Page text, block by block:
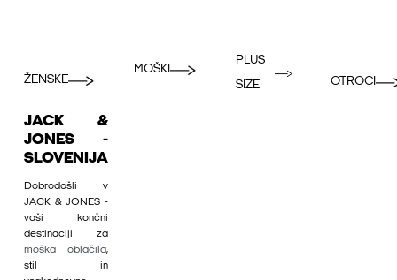
ŽENSKE
MOŠKI
PLUS
SIZE
OTROCI
JACK &
JONES -
SLOVENIJA
Dobrodošli v
JACK & JONES -
vaši končni
destinaciji za
moška oblačila,
stil in